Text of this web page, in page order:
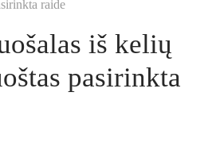
raide
iš kelių
pasirinkta